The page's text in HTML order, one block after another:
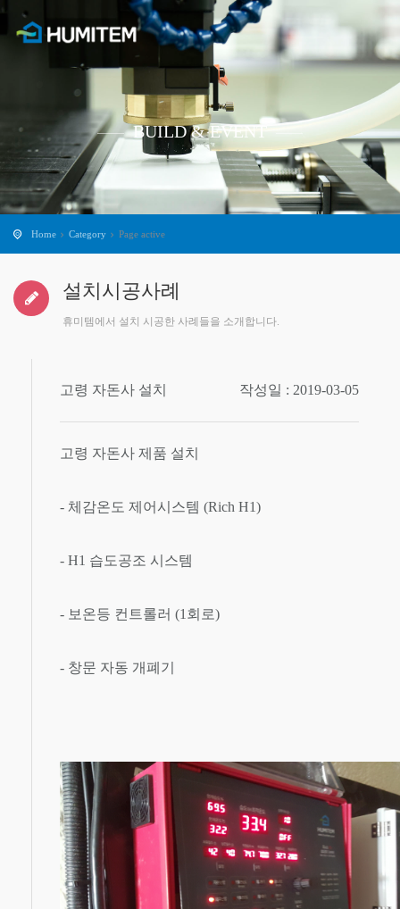
BUILD & EVENT
Home Category Page active
설치시공사례
휴미템에서 설치 시공한 사례들을 소개합니다.
고령 자돈사 설치 작성일 : 2019-03-05
고령 자돈사 제품 설치
- 체감온도 제어시스템 (Rich H1)
- H1 습도공조 시스템
- 보온등 컨트롤러 (1회로)
- 창문 자동 개폐기